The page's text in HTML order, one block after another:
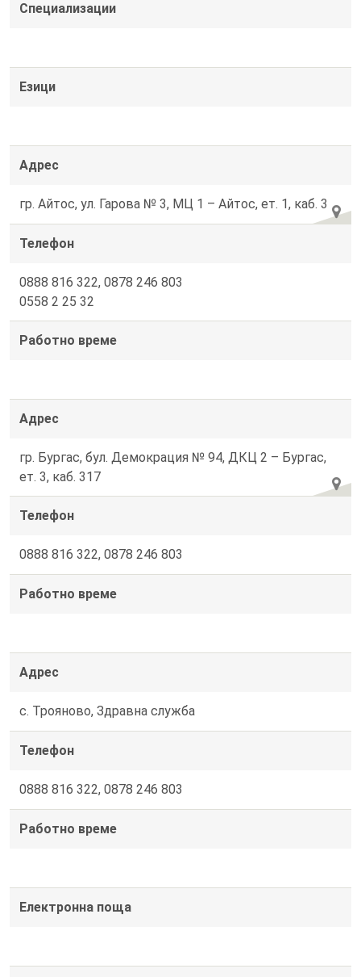
Специализации
Езици
Адрес
гр. Айтос, ул. Гарова № 3, МЦ 1 – Айтос, ет. 1, каб. 3
Телефон
0888 816 322, 0878 246 803
0558 2 25 32
Работно време
Адрес
гр. Бургас, бул. Демокрация № 94, ДКЦ 2 – Бургас,
ет. 3, каб. 317
Телефон
0888 816 322, 0878 246 803
Работно време
Адрес
с. Трояново, Здравна служба
Телефон
0888 816 322, 0878 246 803
Работно време
Електронна поща